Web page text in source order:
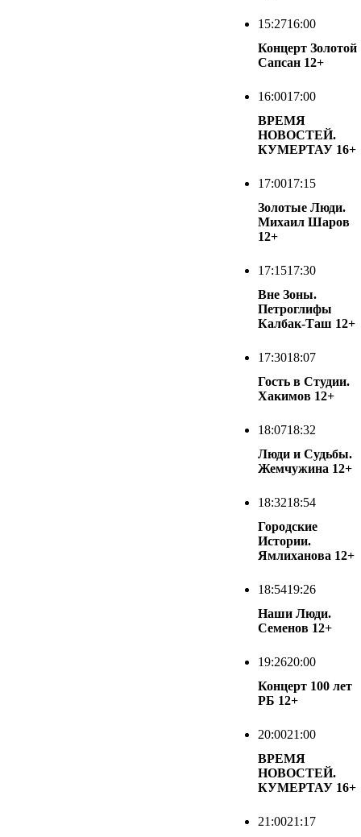
15:2716:00
Концерт Золотой
Сапсан 12+
16:0017:00
ВРЕМЯ
НОВОСТЕЙ.
КУМЕРТАУ 16+
17:0017:15
Золотые Люди.
Михаил Шаров
12+
17:1517:30
Вне Зоны.
Петроглифы
Калбак-Таш 12+
17:3018:07
Гость в Студии.
Хакимов 12+
18:0718:32
Люди и Судьбы.
Жемчужина 12+
18:3218:54
Городские
Истории.
Ямлиханова 12+
18:5419:26
Наши Люди.
Семенов 12+
19:2620:00
Концерт 100 лет
РБ 12+
20:0021:00
ВРЕМЯ
НОВОСТЕЙ.
КУМЕРТАУ 16+
21:0021:17